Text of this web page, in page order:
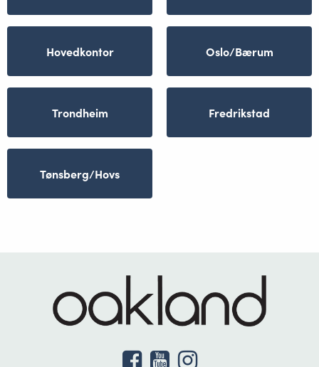
Hovedkontor Oslo/Bærum
Trondheim Fredrikstad
Tønsberg/Hovs